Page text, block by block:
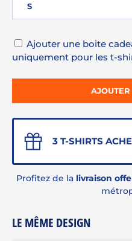
S
Ajouter une boite
uniquement pour les t-
3 T-SHIRTS
Profitez de la livraison
LE MÊME DESIGN